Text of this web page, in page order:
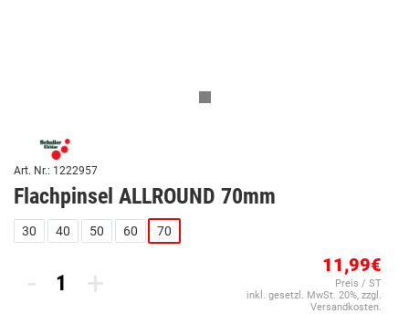
Art. Nr.: 1222957
Flachpinsel ALLROUND 70mm
30 40 50 60 70
- + 11,99€
Preis / ST
inkl. gesetzl. MwSt. 20%, zzgl.
Versandkosten.